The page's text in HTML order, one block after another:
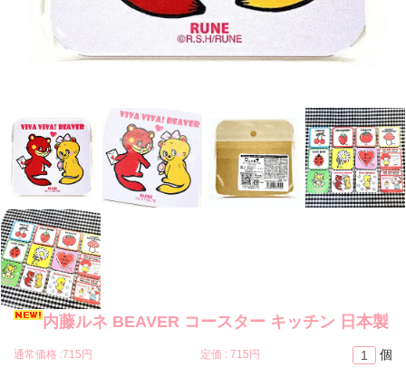
内藤ルネ BEAVER コースター キッチン 日本製
通常価格 :715円 定価 : 715円 個